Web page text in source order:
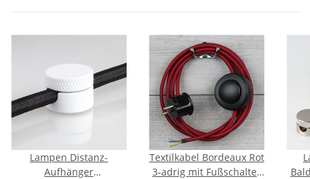
Lampen Distanz-
Aufhänger
Textilkabel Bordeaux Rot
3-adrig mit Fußschalter